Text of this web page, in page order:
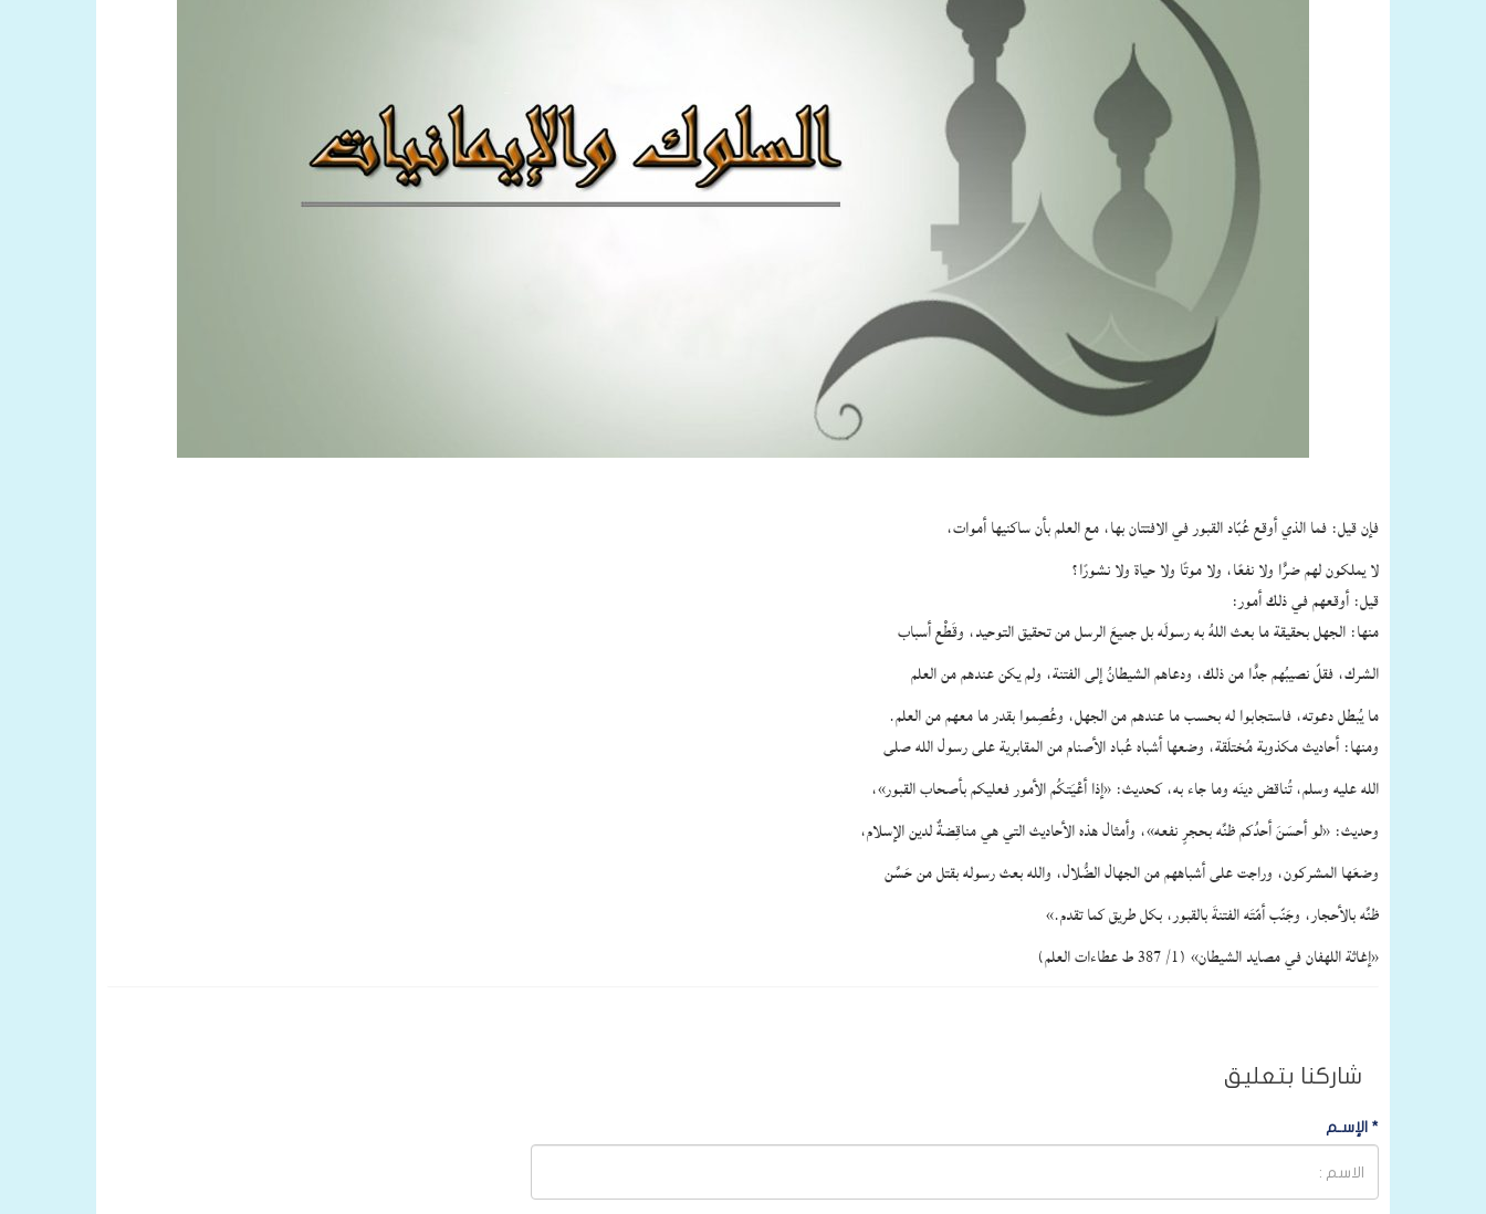
فإن قيل: فما الذي أوقع عُبّاد القبور في الافتتان بها، مع العلم بأن ساكنيها أموات،
لا يملكون لهم ضرًّا ولا نفعًا، ولا موتًا ولا حياة ولا نشورًا؟
قيل: أوقعهم في ذلك أمور:
منها: الجهل بحقيقة ما بعث اللهُ به رسولَه بل جميعَ الرسل من تحقيق التوحيد، وقَطْع أسباب
الشرك، فقلّ نصيبُهم جدًّا من ذلك، ودعاهم الشيطانُ إلى الفتنة، ولم يكن عندهم من العلم
ما يُبطل دعوته، فاستجابوا له بحسب ما عندهم من الجهل، وعُصِموا بقدر ما معهم من العلم.
ومنها: أحاديث مكذوبة مُختلَقة، وضعها أشباه عُباد الأصنام من المقابرية على رسول الله صلى
الله عليه وسلم، تُناقض دينَه وما جاء به، كحديث: «إذا أعْيَتكُم الأمور فعليكم بأصحاب القبور»،
وحديث: «لو أحسَنَ أحدُكم ظنَّه بحجرٍ نفعه»، وأمثال هذه الأحاديث التي هي مناقِضةٌ لدين الإسلام،
وضعَها المشركون، وراجت على أشباههم من الجهال الضُّلال، والله بعث رسوله بقتل من حَسَّن
ظنَّه بالأحجار، وجَنّب أمّتَه الفتنةَ بالقبور، بكل طريق كما تقدم.»
«إغاثة اللهفان في مصايد الشيطان» (1/ 387 ط عطاءات العلم)
شاركنا بتعليق
* الإسـم